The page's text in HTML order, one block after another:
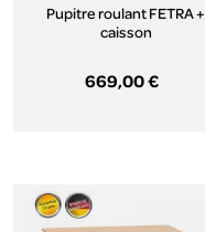
Pupitre roulant FETRA +
caisson
669,00 €